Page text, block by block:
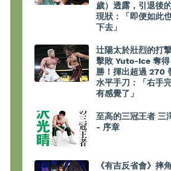
歲）透露，引退後
現狀：「即便如此
下去」
辻陽太於壯烈的打
擊敗 Yuto-Ice 奪得
勝！揮出超過 270
水平手刀：「右手
有感覺了」
至高的三冠王者 三
- 序章
《有吉反省會》摔